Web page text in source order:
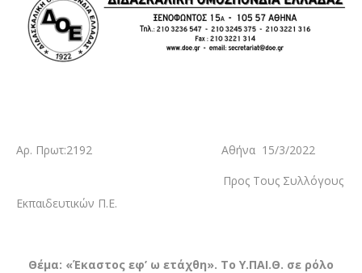
Αρ. Πρωτ:2192 Αθήνα 15/3/2022
Προς Tους Συλλόγους
Εκπαιδευτικών Π.Ε.
Θέμα: «Έκαστος εφ’ ω ετάχθη». Το Υ.ΠΑΙ.Θ. σε ρόλο